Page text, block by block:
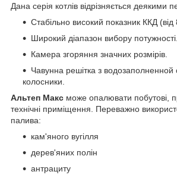
Дана серія котлів відрізняється деякими
Стабільно високий показник ККД (від
Широкий діапазон вибору потужності.
Камера згоряння значних розмірів.
Чавунна решітка з водозаполненной
колосники.
Альтеп Макс може опалювати побутові,
технічні приміщення. Переважно
палива:
кам'яного вугілля
дерев'яних полін
антрациту